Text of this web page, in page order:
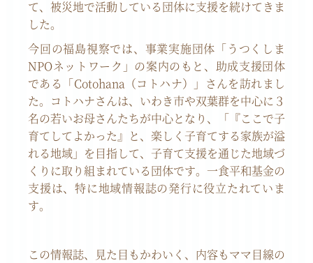
て、被災地で活動している団体に支援を続けてきま
した。
今回の福島視察では、事業実施団体「うつくしま
NPOネットワーク」の案内のもと、助成支援団体
である「Cotohana（コトハナ）」さんを訪れまし
た。コトハナさんは、いわき市や双葉群を中心に３
名の若いお母さんたちが中心となり、「『ここで子
育てしてよかった』と、楽しく子育てする家族が溢
れる地域」を目指して、子育て支援を通じた地域づ
くりに取り組まれている団体です。一食平和基金の
支援は、特に地域情報誌の発行に役立たれていま
す。
この情報誌、見た目もかわいく、内容もママ目線の